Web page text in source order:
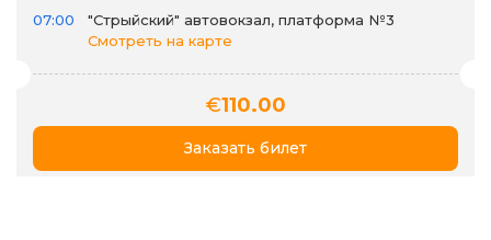
07:00
"Стрыйский" автовокзал, платформа №3
Смотреть на карте
€110.00
Заказать билет